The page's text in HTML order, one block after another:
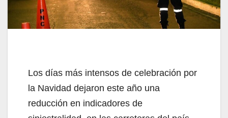
Los días más intensos de celebración por
la Navidad dejaron este año una
reducción en indicadores de